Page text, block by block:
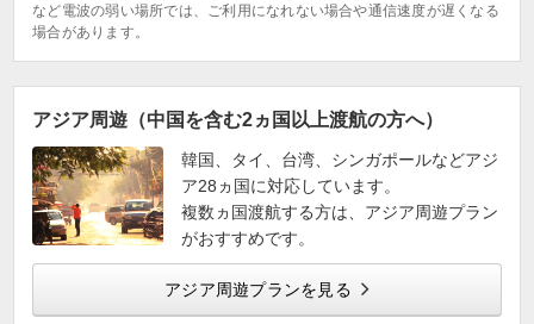
など電波の弱い場所では、ご利用になれない場合や通信速度が遅くなる
場合があります。
アジア周遊（中国を含む2ヵ国以上渡航の方へ）
韓国、タイ、台湾、シンガポールなどアジ
ア28ヵ国に対応しています。
複数ヵ国渡航する方は、アジア周遊プラン
がおすすめです。
アジア周遊プランを見る